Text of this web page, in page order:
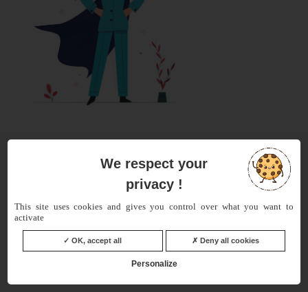
le 19/05/2022 -
Faut-il assurer un vélo électrique ?
We respect your
privacy !
This site uses cookies and gives you control over what you want to
activate
OK, accept all Deny all cookies
Personalize